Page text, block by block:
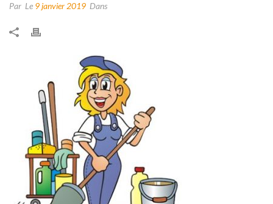
Par Le 9 janvier 2019 Dans